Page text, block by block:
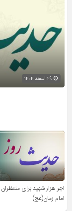
اجر هزار شهید برای منتظران
امام زمان(عج)